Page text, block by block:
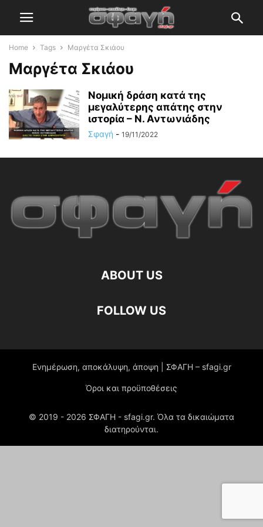
Home Tags Μαργέτα Σκιάου
Μαργέτα Σκιάου
Νομική δράση κατά της
μεγαλύτερης απάτης στην
ιστορία – Ν. Αντωνιάδης
Σφαγή - 19/11/2022
ABOUT US
FOLLOW US
Ενημέρωση, αποκάλυψη, άποψη | ΣΦΑΓΗ – sfagi.gr
Όροι και προϋποθέσεις
© 2019 - 2026 ΣΦΑΓΗ - sfagi.gr. Όλα τα δικαιώματα
διατηρούνται.